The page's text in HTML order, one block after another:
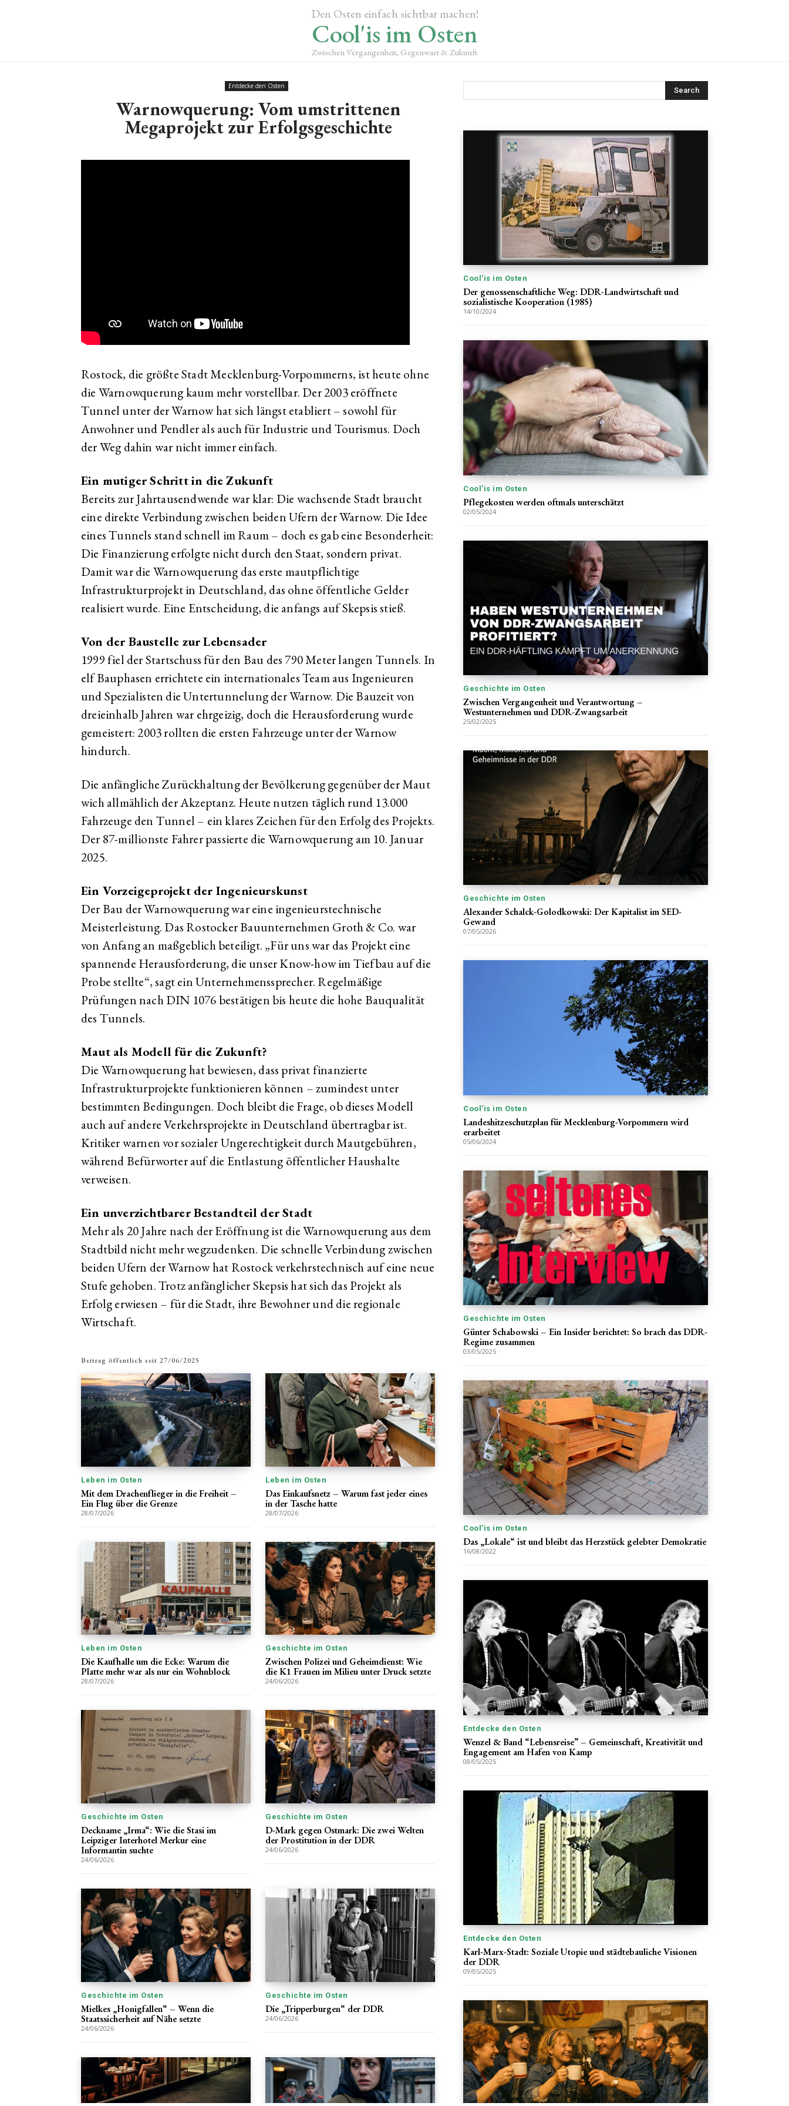
Den Osten einfach sichtbar machen!
Cool'is im Osten
Zwischen Vergangenheit, Gegenwart & Zukunft
Entdecke den Osten
Warnowquerung: Vom umstrittenen
Megaprojekt zur Erfolgsgeschichte
Rostock, die größte Stadt Mecklenburg-Vorpommerns, ist heute ohne
die Warnowquerung kaum mehr vorstellbar. Der 2003 eröffnete
Tunnel unter der Warnow hat sich längst etabliert – sowohl für
Anwohner und Pendler als auch für Industrie und Tourismus. Doch
der Weg dahin war nicht immer einfach.
Ein mutiger Schritt in die Zukunft
Bereits zur Jahrtausendwende war klar: Die wachsende Stadt braucht
eine direkte Verbindung zwischen beiden Ufern der Warnow. Die Idee
eines Tunnels stand schnell im Raum – doch es gab eine Besonderheit:
Die Finanzierung erfolgte nicht durch den Staat, sondern privat.
Damit war die Warnowquerung das erste mautpflichtige
Infrastrukturprojekt in Deutschland, das ohne öffentliche Gelder
realisiert wurde. Eine Entscheidung, die anfangs auf Skepsis stieß.
Von der Baustelle zur Lebensader
1999 fiel der Startschuss für den Bau des 790 Meter langen Tunnels. In
elf Bauphasen errichtete ein internationales Team aus Ingenieuren
und Spezialisten die Untertunnelung der Warnow. Die Bauzeit von
dreieinhalb Jahren war ehrgeizig, doch die Herausforderung wurde
gemeistert: 2003 rollten die ersten Fahrzeuge unter der Warnow
hindurch.
Die anfängliche Zurückhaltung der Bevölkerung gegenüber der Maut
wich allmählich der Akzeptanz. Heute nutzen täglich rund 13.000
Fahrzeuge den Tunnel – ein klares Zeichen für den Erfolg des Projekts.
Der 87-millionste Fahrer passierte die Warnowquerung am 10. Januar
2025.
Ein Vorzeigeprojekt der Ingenieurskunst
Der Bau der Warnowquerung war eine ingenieurstechnische
Meisterleistung. Das Rostocker Bauunternehmen Groth & Co. war
von Anfang an maßgeblich beteiligt. „Für uns war das Projekt eine
spannende Herausforderung, die unser Know-how im Tiefbau auf die
Probe stellte“, sagt ein Unternehmenssprecher. Regelmäßige
Prüfungen nach DIN 1076 bestätigen bis heute die hohe Bauqualität
des Tunnels.
Maut als Modell für die Zukunft?
Die Warnowquerung hat bewiesen, dass privat finanzierte
Infrastrukturprojekte funktionieren können – zumindest unter
bestimmten Bedingungen. Doch bleibt die Frage, ob dieses Modell
auch auf andere Verkehrsprojekte in Deutschland übertragbar ist.
Kritiker warnen vor sozialer Ungerechtigkeit durch Mautgebühren,
während Befürworter auf die Entlastung öffentlicher Haushalte
verweisen.
Ein unverzichtbarer Bestandteil der Stadt
Mehr als 20 Jahre nach der Eröffnung ist die Warnowquerung aus dem
Stadtbild nicht mehr wegzudenken. Die schnelle Verbindung zwischen
beiden Ufern der Warnow hat Rostock verkehrstechnisch auf eine neue
Stufe gehoben. Trotz anfänglicher Skepsis hat sich das Projekt als
Erfolg erwiesen – für die Stadt, ihre Bewohner und die regionale
Wirtschaft.
Beitrag öffentlich seit 27/06/2025
Leben im Osten
Mit dem Drachenflieger in die Freiheit –
Ein Flug über die Grenze
28/07/2026
Leben im Osten
Das Einkaufsnetz – Warum fast jeder eines
in der Tasche hatte
28/07/2026
Leben im Osten
Die Kaufhalle um die Ecke: Warum die
Platte mehr war als nur ein Wohnblock
28/07/2026
Geschichte im Osten
Zwischen Polizei und Geheimdienst: Wie
die K1 Frauen im Milieu unter Druck setzte
24/06/2026
Geschichte im Osten
Deckname „Irma“: Wie die Stasi im
Leipziger Interhotel Merkur eine
Informantin suchte
24/06/2026
Geschichte im Osten
D-Mark gegen Ostmark: Die zwei Welten
der Prostitution in der DDR
24/06/2026
Geschichte im Osten
Mielkes „Honigfallen“ – Wenn die
Staatssicherheit auf Nähe setzte
24/06/2026
Geschichte im Osten
Die „Tripperburgen“ der DDR
24/06/2026
Search
Cool'is im Osten
Der genossenschaftliche Weg: DDR-Landwirtschaft und
sozialistische Kooperation (1985)
14/10/2024
Cool'is im Osten
Pflegekosten werden oftmals unterschätzt
02/05/2024
Geschichte im Osten
Zwischen Vergangenheit und Verantwortung –
Westunternehmen und DDR-Zwangsarbeit
25/02/2025
Geschichte im Osten
Alexander Schalck-Golodkowski: Der Kapitalist im SED-
Gewand
07/05/2026
Cool'is im Osten
Landeshitzeschutzplan für Mecklenburg-Vorpommern wird
erarbeitet
05/06/2024
Geschichte im Osten
Günter Schabowski – Ein Insider berichtet: So brach das DDR-
Regime zusammen
03/05/2025
Cool'is im Osten
Das „Lokale“ ist und bleibt das Herzstück gelebter Demokratie
16/08/2022
Entdecke den Osten
Wenzel & Band “Lebensreise” – Gemeinschaft, Kreativität und
Engagement am Hafen von Kamp
08/05/2025
Entdecke den Osten
Karl-Marx-Stadt: Soziale Utopie und städtebauliche Visionen
der DDR
09/05/2025